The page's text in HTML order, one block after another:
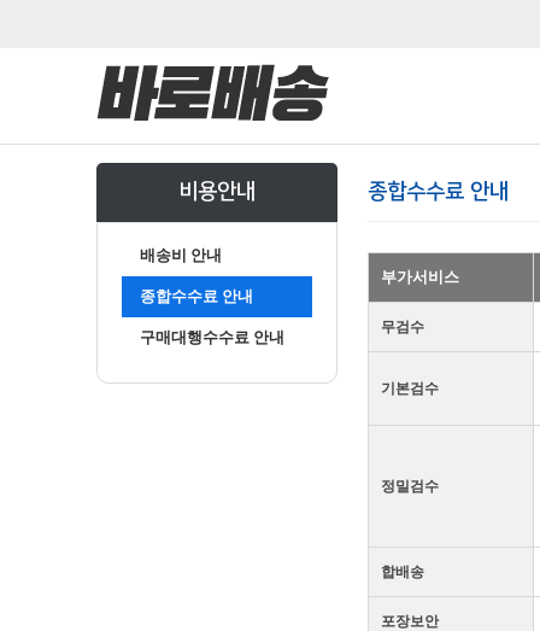
비용안내
배송비 안내
종합수수료 안내
구매대행수수료 안내
종합수수료 안내
부가서비스
무검수
기본검수
정밀검수
합배송
포장보안